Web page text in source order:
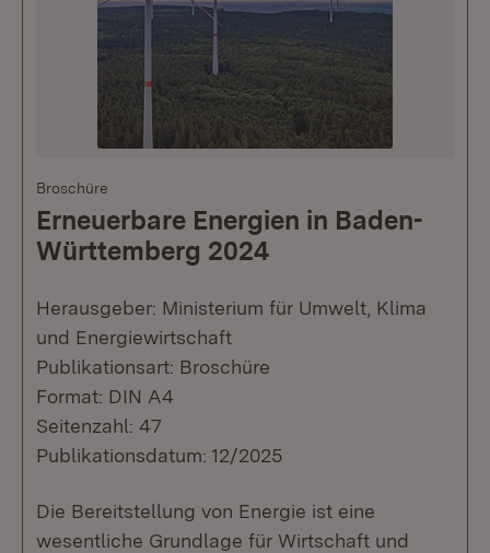
Broschüre
Erneuerbare Energien in Baden-
Württemberg 2024
Herausgeber: Ministerium für Umwelt, Klima
und Energiewirtschaft
Publikationsart: Broschüre
Format: DIN A4
Seitenzahl: 47
Publikationsdatum: 12/2025
Die Bereitstellung von Energie ist eine
wesentliche Grundlage für Wirtschaft und